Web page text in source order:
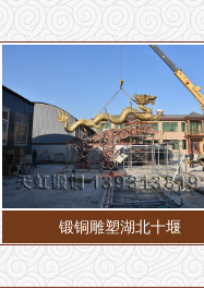
锻铜雕塑湖北十堰